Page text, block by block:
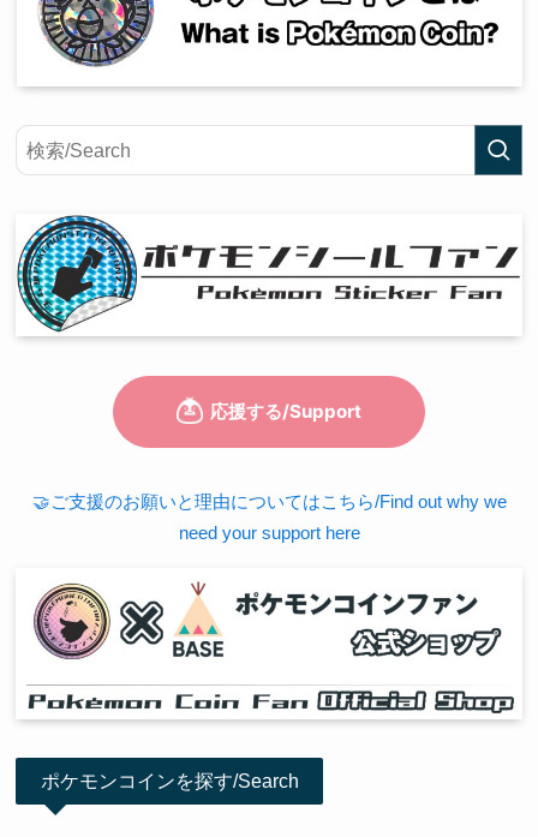
🤝ご支援のお願いと理由についてはこちら/Find out why we
need your support here
ポケモンコインを探す/Search